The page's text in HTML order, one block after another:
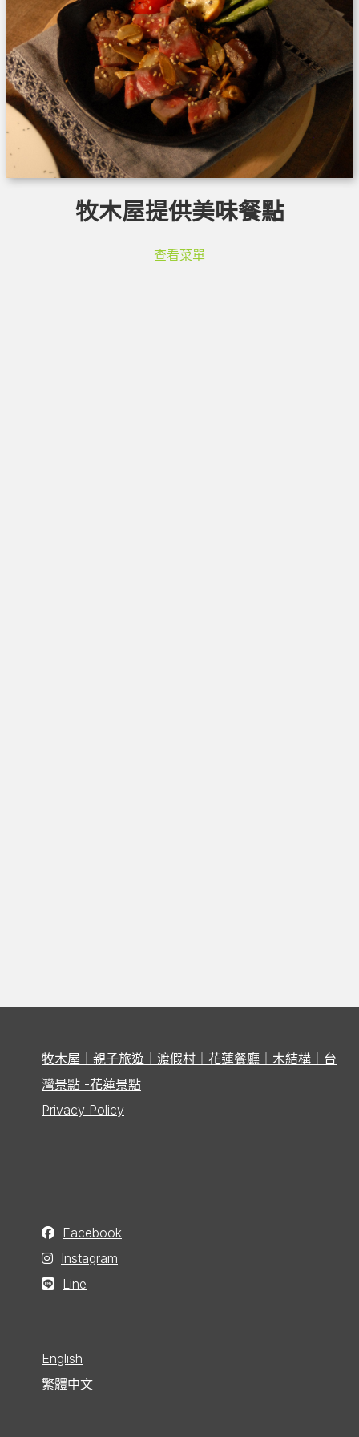
牧木屋提供美味餐點
查看菜單
牧木屋｜親子旅遊｜渡假村｜花蓮餐廳｜木結構｜台
灣景點 -花蓮景點
Privacy Policy
Facebook
Instagram
Line
English
繁體中文